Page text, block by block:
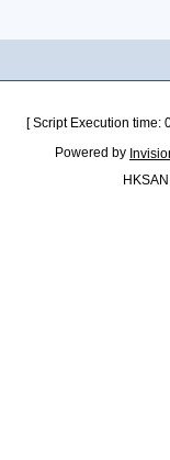
[ Script Execution
Powered by